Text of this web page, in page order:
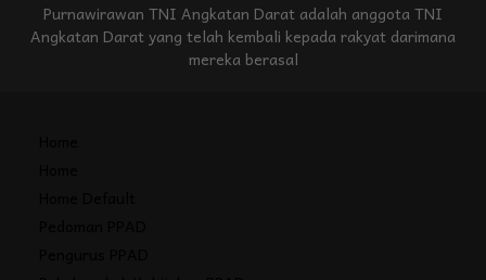
Purnawirawan TNI Angkatan Darat adalah anggota TNI
Angkatan Darat yang telah kembali kepada rakyat darimana
mereka berasal